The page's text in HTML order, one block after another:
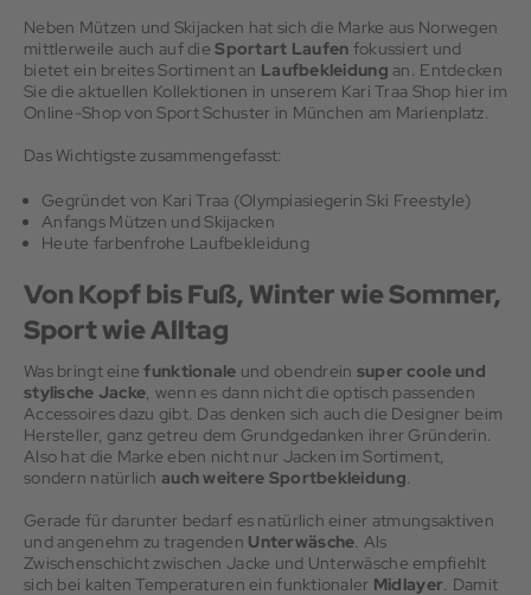
Neben Mützen und Skijacken hat sich die Marke aus Norwegen
mittlerweile auch auf dieSportart Laufen fokussiert und
bietet ein breites Sortiment an Laufbekleidung an. Entdecken
Sie die aktuellen Kollektionen in unserem Kari Traa Shop hier im
Online-Shop von Sport Schuster in München am Marienplatz.
Das Wichtigste zusammengefasst:
Gegründet von Kari Traa (Olympiasiegerin Ski Freestyle)
Anfangs Mützen und Skijacken
Heute farbenfrohe Laufbekleidung
Von Kopf bis Fuß, Winter wie Sommer,
Sport wie Alltag
Was bringt einefunktionale und obendrein super coole und
stylische Jacke, wenn es dann nicht die optisch passenden
Accessoires dazu gibt. Das denken sich auch die Designer beim
Hersteller, ganz getreu dem Grundgedanken ihrer Gründerin.
Also hat die Marke eben nicht nur Jacken im Sortiment,
sondern natürlichauch weitere Sportbekleidung.
Gerade für darunter bedarf es natürlich einer atmungsaktiven
und angenehm zu tragenden Unterwäsche. Als
Zwischenschicht zwischen Jacke und Unterwäsche empfiehlt
sich bei kalten Temperaturen ein funktionaler Midlayer. Damit